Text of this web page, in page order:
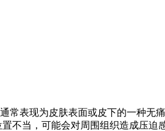
常表现为皮肤表面或皮下的一种
不当，可能会对周围组织造成压迫